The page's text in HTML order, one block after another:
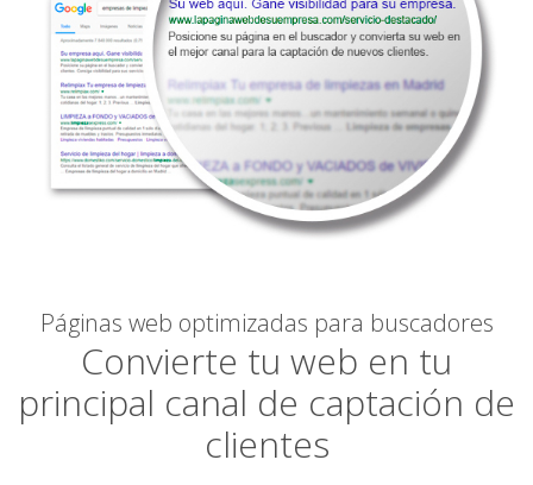
Páginas web optimizadas para buscadores
Convierte tu web en tu
principal canal de captación de
clientes